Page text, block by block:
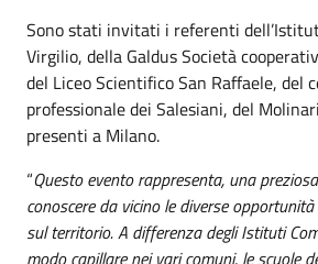
Sono stati invitati i referenti
Virgilio, della Galdus Società
del Liceo Scientifico San Raffaele, del
professionale dei Salesiani, del
presenti a Milano.
“Questo evento rappresenta, una
conoscere da vicino le diverse
sul territorio. A differenza degli Istituti
modo capillare nei vari comuni, le scuole